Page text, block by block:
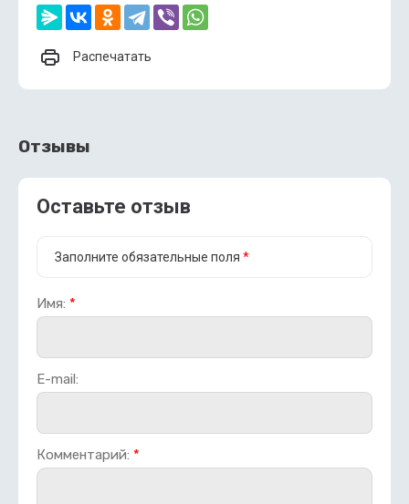
Распечатать
Отзывы
Оставьте отзыв
Заполните обязательные поля *
Имя: *
E-mail:
Комментарий: *